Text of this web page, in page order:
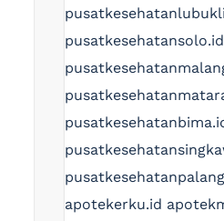
pusatkesehatansolo.id
apotekerku.id